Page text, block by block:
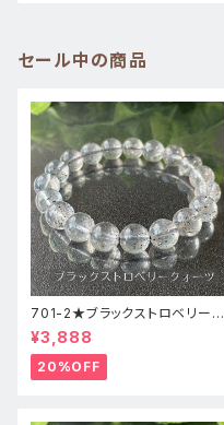
セール中の商品
701-2★ブラックストロベリーク
ォーツ【高品質】天然石ブレスレ
ッパワーストーン
¥3,888
20%OFF